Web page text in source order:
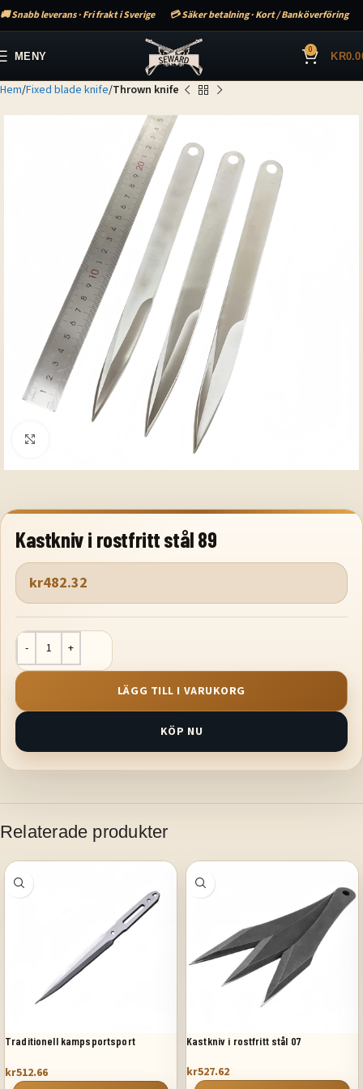
🚚 Snabb leverans · Fri frakt i Sverige 💳 Säker betalning · Kort / Banköverföring
MENY 0 KR
Hem Fixed blade knife Thrown knife
Klicka för att förstora
Kastkniv i rostfritt stål 89
kr482.32
LÄGG TILL I VARUKORG
KÖP NU
Relaterade produkter
Traditionell kampsportsport
kr512.66
Kastkniv i rostfritt stål 07
kr527.62